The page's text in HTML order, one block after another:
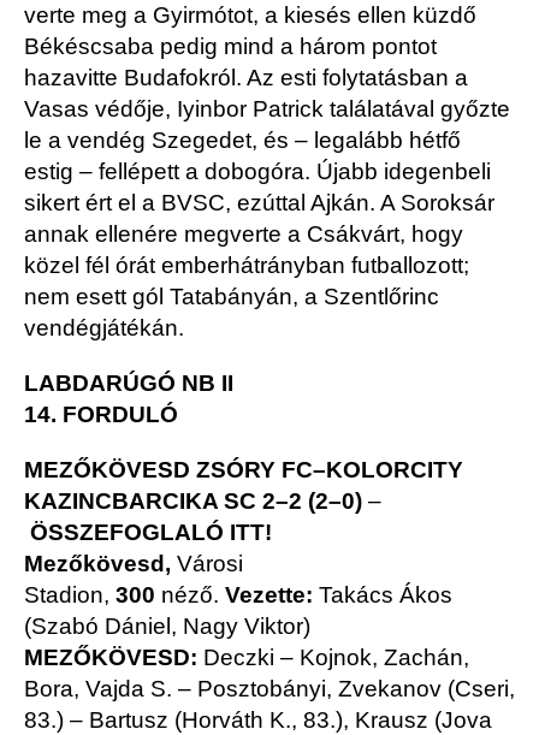
verte meg a Gyirmótot, a kiesés ellen küzdő
Békéscsaba pedig mind a három pontot
hazavitte Budafokról. Az esti folytatásban a
Vasas védője, Iyinbor Patrick találatával győzte
le a vendég Szegedet, és – legalább hétfő
estig – fellépett a dobogóra. Újabb idegenbeli
sikert ért el a BVSC, ezúttal Ajkán. A Soroksár
annak ellenére megverte a Csákvárt, hogy
közel fél órát emberhátrányban futballozott;
nem esett gól Tatabányán, a Szentlőrinc
vendégjátékán.
LABDARÚGÓ NB II
14. FORDULÓ
MEZŐKÖVESD ZSÓRY FC–KOLORCITY
KAZINCBARCIKA SC 2–2 (2–0) –
ÖSSZEFOGLALÓ ITT!
Mezőkövesd, Városi
Stadion, 300 néző. Vezette: Takács Ákos
(Szabó Dániel, Nagy Viktor)
MEZŐKÖVESD: Deczki – Kojnok, Zachán,
Bora, Vajda S. – Posztobányi, Zvekanov (Cseri,
83.) – Bartusz (Horváth K., 83.), Krausz (Jova